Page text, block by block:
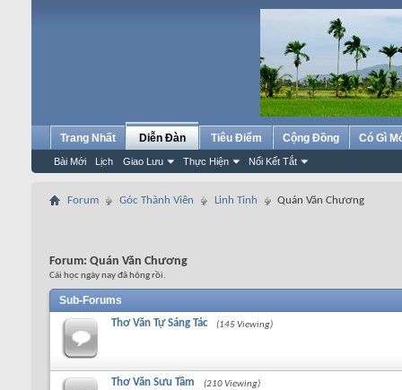
Trang Nhất Diễn Đàn
Bài Mới Lịch Giao Lưu Thực Hiện Nối Kết Tắt
Tiêu Điểm Cộng Đồng Có Gì
Forum Góc Thành Viên Linh Tinh Quán Văn Chương
Forum: Quán Văn Chương
Cái học ngày nay đã hỏng rồi.
Sub-Forums
Thơ Văn Tự Sáng Tác (145 Viewing)
Thơ Văn Sưu Tầm
(210 Viewing)